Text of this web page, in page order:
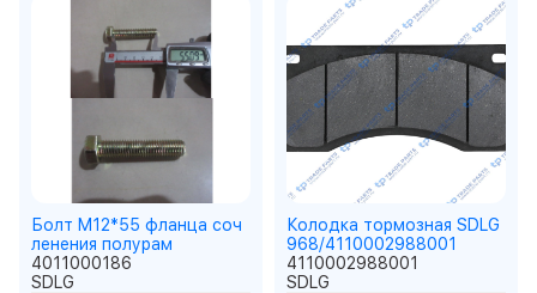
Болт M12*55 фланца соч
ленения полурам
4011000186
SDLG
Колодка тормозная SDLG
968/4110002988001
4110002988001
SDLG